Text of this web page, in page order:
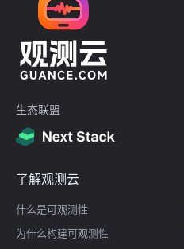
生态联盟
了解观测云
什么是可观测性
为什么构建可观测性